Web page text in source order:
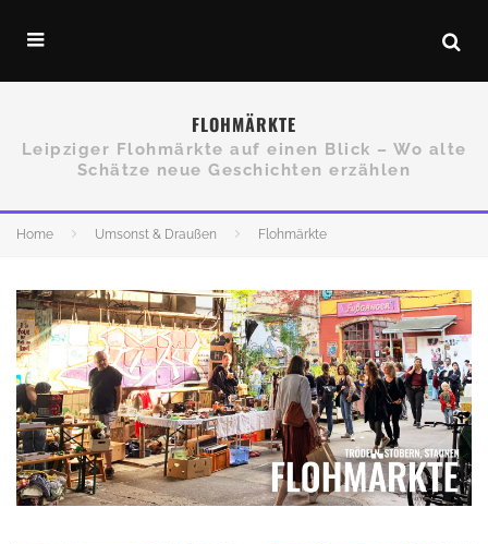
FLOHMÄRKTE
Leipziger Flohmärkte auf einen Blick – Wo alte
Schätze neue Geschichten erzählen
Home Umsonst & Draußen Flohmärkte